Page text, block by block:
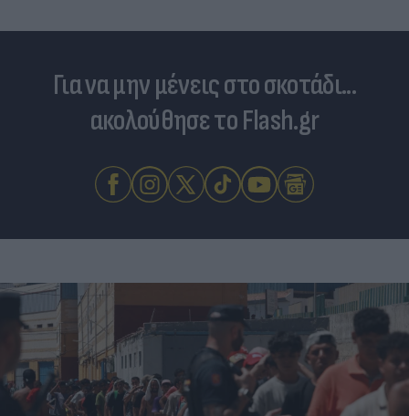
Για να μην μένεις στο σκοτάδι...
ακολούθησε το Flash.gr